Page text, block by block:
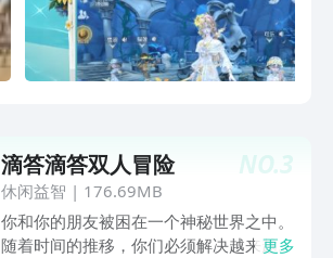
NO.3
滴答滴答双人冒险
休闲益智 | 176.69MB
你和你的朋友被困在一个神秘世界之中。
随着时间的推移，你们必须解决越来越复
更多